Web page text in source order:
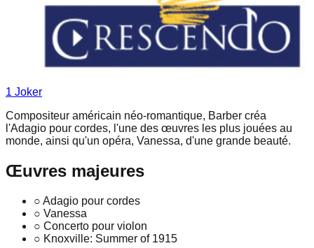
1 Joker
Compositeur américain néo-romantique, Barber créa
l'Adagio pour cordes, l'une des œuvres les plus jouées au
monde, ainsi qu'un opéra, Vanessa, d'une grande beauté.
Œuvres majeures
○ Adagio pour cordes
○ Vanessa
○ Concerto pour violon
○ Knoxville: Summer of 1915